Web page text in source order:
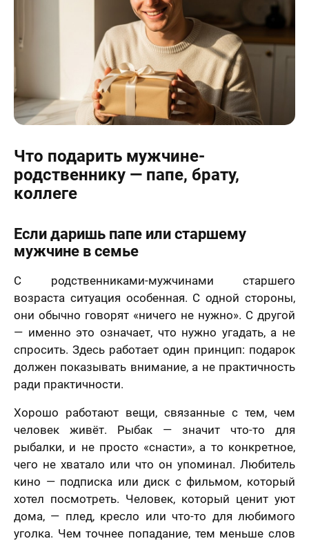
Что подарить мужчине-
родственнику — папе, брату,
коллеге
Если даришь папе или старшему
мужчине в семье
С родственниками-мужчинами старшего
возраста ситуация особенная. С одной стороны,
они обычно говорят «ничего не нужно». С другой
— именно это означает, что нужно угадать, а не
спросить. Здесь работает один принцип: подарок
должен показывать внимание, а не практичность
ради практичности.
Хорошо работают вещи, связанные с тем, чем
человек живёт. Рыбак — значит что-то для
рыбалки, и не просто «снасти», а то конкретное,
чего не хватало или что он упоминал. Любитель
кино — подписка или диск с фильмом, который
хотел посмотреть. Человек, который ценит уют
дома, — плед, кресло или что-то для любимого
уголка. Чем точнее попадание, тем меньше слов